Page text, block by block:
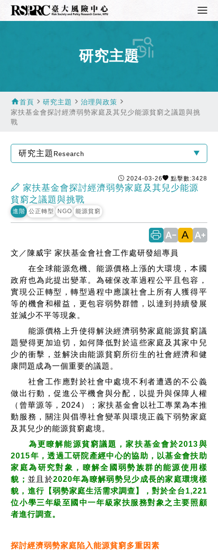
研究主題
home首頁 navigate_next研究主題 navigate_next治理與政策 navigate_next
家扶基金會探討經濟弱勢家庭及其兒少能源貧窮之議題與挑
戰
研究主題 Research
2024-03-26 點擊數:3428
家扶基金會探討經濟弱勢家庭及其兒少能源
貧窮之議題與挑戰
進階 公正轉型 NGO 能源貧窮
text_decrease A text_increase
文／陳威宇 家扶基金會社會工作處研發組專員
在全球能源危機、能源價格上漲的大環境，本國
政府也為此提出變革。為確保改革過程公平且包容，
實現公正轉型，轉型過程中應讓社會上所有人獲得平
等的機會和權益，更包容弱勢群體，以達到持續發展
並減少不平等現象。
能源價格上升使得解決經濟弱勢家庭能源貧窮議
題變得更加迫切，如何降低對於這些家庭及其家中兒
少的衝擊，並解決由能源貧窮所衍生的社會經濟和健
康問題成為一個重要的議題。
社會工作應對於社會中處境不利者遭遇的不公義
做出行動，促進公平機會與分配，以提升與保障人權
（曾華源等，2024）；家扶基金會以社工專業為本推
動服務，關注與倡導社會變革與環境正義下弱勢家庭
及其兒少的能源貧窮處境。
為更瞭解能源貧窮議題，家扶基金會於2013與
2015年，透過工研院產經中心的協助，以基金會扶助
家庭為研究對象，瞭解全國弱勢族群的能源使用樣
貌； 並且於2020年為瞭解弱勢兒少成長的家庭環境樣
貌，進行【弱勢家庭生活需求調查】，對於全台1,221
位小學三年級至國中一年級家扶服務對象之主要照顧
者進行調查。
探討經濟弱勢家庭陷入能源貧窮多重因素